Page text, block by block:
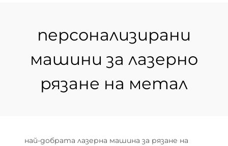
персонализирани
машини за лазерно
рязане на метал
най-добрата лазерна машина за рязане на